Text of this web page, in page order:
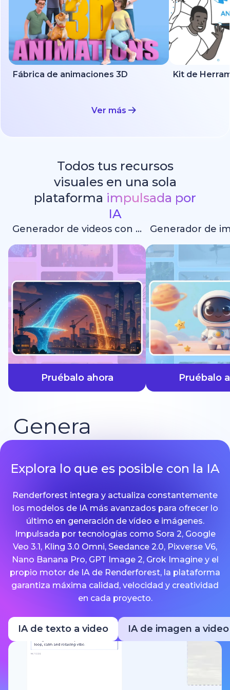
Fábrica de animaciones 3D
Ver más
Todos tus recursos
visuales en una sola
plataforma impulsada por
IA
Generador de videos con IA
Pruébalo ahora Pruébalo
Genera
más rápido
Explora lo que es posible con la IA
Renderforest integra y actualiza constantemente
los modelos de IA más avanzados para ofrecer lo
último en generación de vídeo e imágenes.
Impulsada por tecnologías como Sora 2, Google
Veo 3.1, Kling 3.0 Omni, Seedance 2.0, Pixverse V6,
Nano Banana Pro, GPT Image 2, Grok Imagine y el
propio motor de IA de Renderforest, la plataforma
garantiza máxima calidad, velocidad y creatividad
en cada proyecto.
IA de texto a video IA de imagen a video